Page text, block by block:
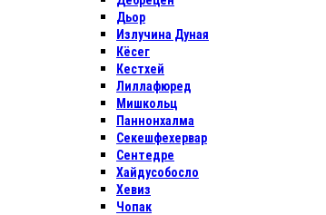
Дьор
Излучина Дуная
Кёсег
Кестхей
Лиллафюред
Мишкольц
Паннонхалма
Секешфехервар
Сентедре
Хайдусобосло
Хевиз
Чопак